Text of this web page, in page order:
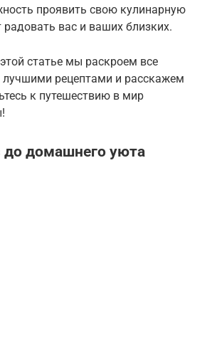
проявить свою кулинарную
вас и ваших близких.
статье мы раскроем все
лучшими рецептами и расскажем
к путешествию в мир
до домашнего уюта